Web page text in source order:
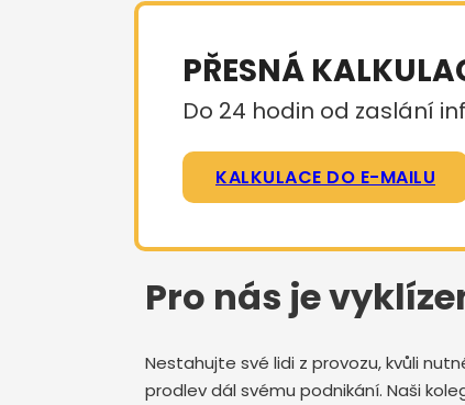
PŘESNÁ
Do 24 hodin od zaslání
KALKULACE DO E-MAILU
Pro nás je
Nestahujte své lidi z provozu, kvůli
prodlev dál svému podnikání. Naši